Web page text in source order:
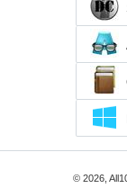
© 2026,